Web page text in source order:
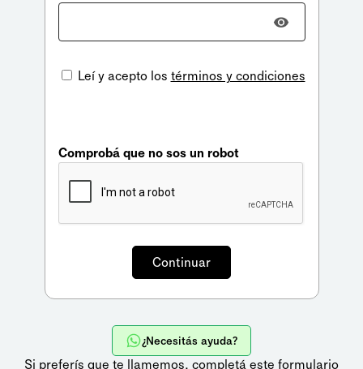
Leí y acepto los términos y condiciones
Comprobá que no sos un robot
¿Necesitás ayuda?
Si preferís que te llamemos, completá este formulario